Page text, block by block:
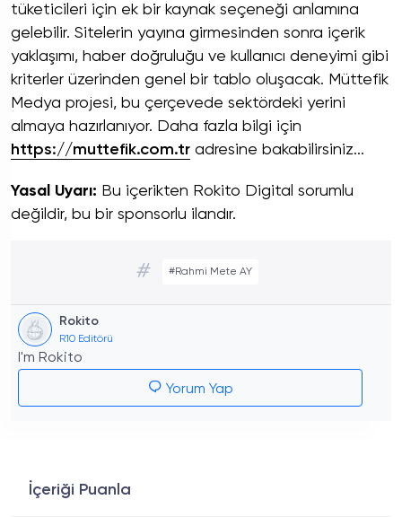
tüketicileri için ek bir kaynak seçeneği anlamına
gelebilir. Sitelerin yayına girmesinden sonra içerik
yaklaşımı, haber doğruluğu ve kullanıcı deneyimi gibi
kriterler üzerinden genel bir tablo oluşacak. Müttefik
Medya projesi, bu çerçevede sektördeki yerini
almaya hazırlanıyor. Daha fazla bilgi için
https://muttefik.com.tr adresine bakabilirsiniz...
Yasal Uyarı: Bu içerikten Rokito Digital sorumlu
değildir, bu bir sponsorlu ilandır.
# #Rahmi Mete AY
Rokito
R10 Editörü
I'm Rokito
Yorum Yap
İçeriği Puanla